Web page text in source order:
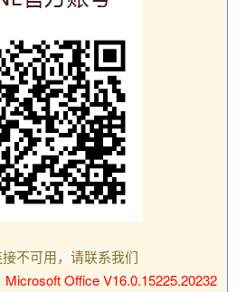
不可用，请联系我们
Microsoft Office V16.0.15225.20232